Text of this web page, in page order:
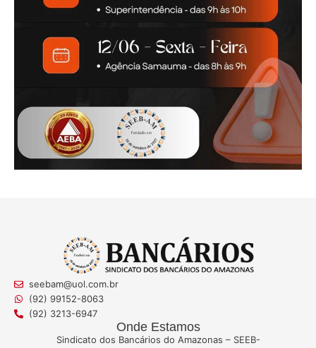
seebam@uol.com.br
(92) 99152-8063
(92) 3213-6947
Onde Estamos
Sindicato dos Bancários do Amazonas – SEEB-